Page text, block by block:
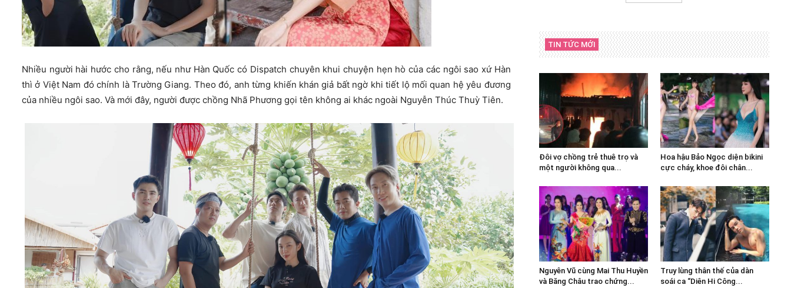
Nhiều người hài hước cho rằng, nếu như Hàn Quốc có Dispatch chuyên khui chuyện hẹn hò của các ngôi sao xứ Hàn
thì ở Việt Nam đó chính là Trường Giang. Theo đó, anh từng khiến khán giả bất ngờ khi tiết lộ mối quan hệ yêu đương
của nhiều ngôi sao. Và mới đây, người được chồng Nhã Phương gọi tên không ai khác ngoài Nguyễn Thúc Thuỳ Tiên.
TIN TỨC MỚI
Đôi vợ chồng trẻ thuê trọ và
một người không qua...
Hoa hậu Bảo Ngọc diện bikini
cực cháy, khoe đôi chân...
Nguyên Vũ cùng Mai Thu Huyền
và Băng Châu trao chứng...
Truy lùng thân thế của dàn
soái ca “Diên Hi Công...